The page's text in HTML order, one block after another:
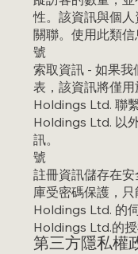
性。該資訊與個
關聯。使用此類信
號
索取資訊 - 如果
表，該資訊將僅
Holdings Ltd. 聯
Holdings Ltd. 以
訊。
號
註冊資訊儲存在
庫受密碼保護，
Holdings Ltd. 的
Holdings Ltd.的
第三方隱私權